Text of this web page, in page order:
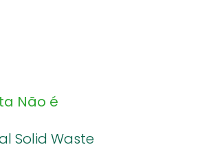
Não é
Solid Waste